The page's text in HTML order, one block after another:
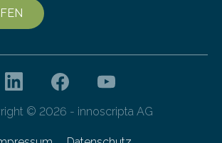
© 2026 - innoscripta AG